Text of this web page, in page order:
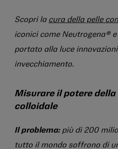
Scopri la cura della pelle
iconici come Neutrogena®
portato alla luce
invecchiamento.
Misurare il potere
colloidale
Il problema:più di 200
tutto il mondo soffrono di